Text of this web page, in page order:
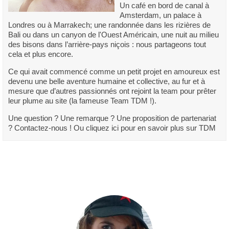
Un café en bord de canal à
Amsterdam, un palace à
Londres ou à Marrakech; une randonnée dans les rizières de
Bali ou dans un canyon de l'Ouest Américain, une nuit au milieu
des bisons dans l’arrière-pays niçois : nous partageons tout
cela et plus encore.
Ce qui avait commencé comme un petit projet en amoureux est
devenu une belle aventure humaine et collective, au fur et à
mesure que d’autres passionnés ont rejoint la team pour prêter
leur plume au site (la fameuse Team TDM !).
Une question ? Une remarque ? Une proposition de partenariat
? Contactez-nous ! Ou cliquez ici pour en savoir plus sur TDM